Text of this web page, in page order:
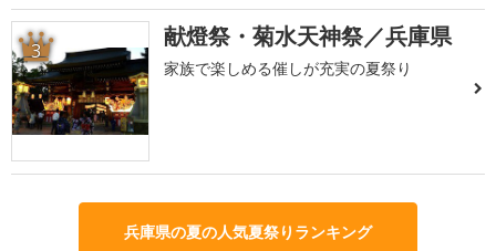
3 献燈祭・菊水天神祭／兵庫県
家族で楽しめる催しが充実の夏祭り
兵庫県の夏の人気夏祭りランキング